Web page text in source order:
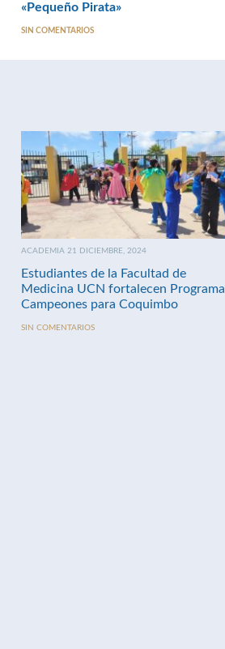
«Pequeño Pirata»
SIN COMENTARIOS
ACADEMIA 21 DICIEMBRE, 2024
Estudiantes de la Facultad de
Medicina UCN fortalecen Programa
Campeones para Coquimbo
SIN COMENTARIOS